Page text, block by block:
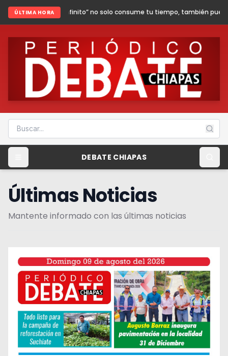
ÚLTIMA HORA
no solo consume tu tiempo, también puede poner en riesgo tu
DEBATE CHIAPAS
Últimas Noticias
Mantente informado con las últimas noticias